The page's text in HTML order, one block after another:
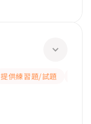
提供練習題/試題